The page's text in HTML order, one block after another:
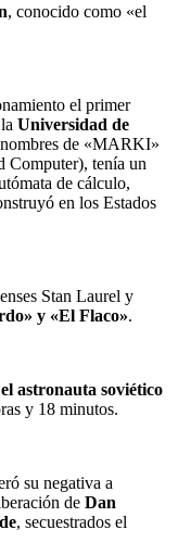
, conocido como «el
el primer
Universidad de
de «MARKI»
Computer), tenía un
de cálculo,
en los Estados
Stan Laurel y
y «El Flaco».
el astronauta soviético
y 18 minutos.
su negativa a
de Dan
, secuestrados el